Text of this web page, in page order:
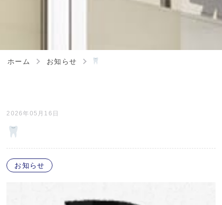
ホーム お知らせ
2026年05月16日
お知らせ